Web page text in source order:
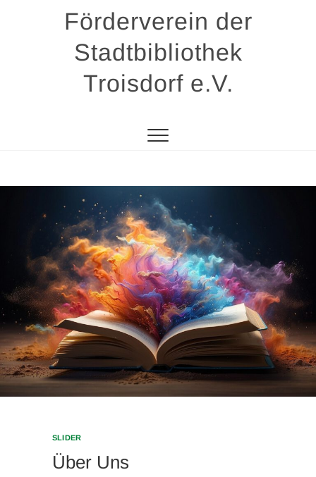
Förderverein der
Stadtbibliothek
Troisdorf e.V.
SLIDER
Über Uns